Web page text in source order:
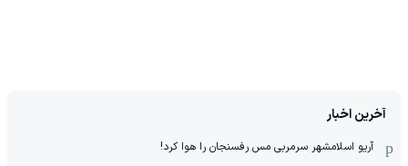
آخرین اخبار
آریو اسلامشهر سرمربی مس رفسنجان را هوا کرد!